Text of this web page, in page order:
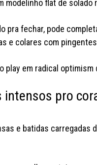
modelinho flat de solado
pra fechar, pode
e colares com
play em radical optimism
pro
e batidas carregadas